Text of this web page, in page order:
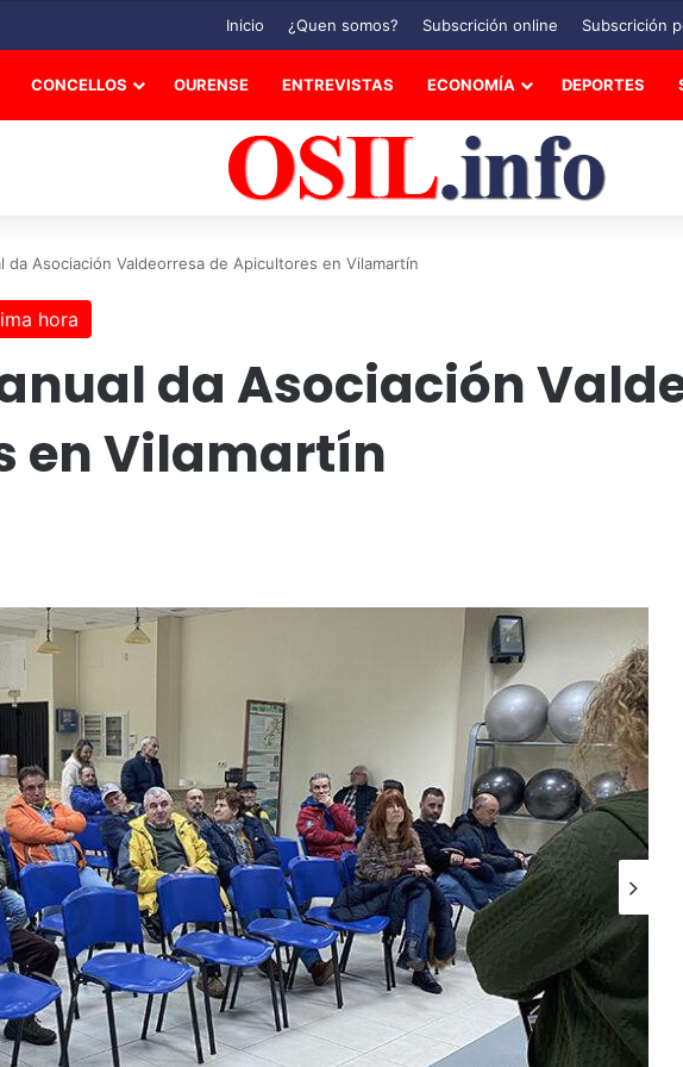
Inicio ¿Quen somos? Subscrición online Subscrición
CONCELLOS OURENSE ENTREVISTAS ECONOMÍA DEPORTES
da Asociación Valdeorresa de Apicultores en Vilamartín
hora
da Asociación
en Vilamartín